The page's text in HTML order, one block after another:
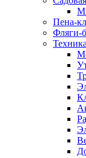
Пена-
Фляги-